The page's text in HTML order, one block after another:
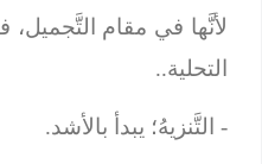
لأنَّها في مقام التَّجميل،
التحلية..
- التَّنزيهُ؛ يبدأ بالأشد.